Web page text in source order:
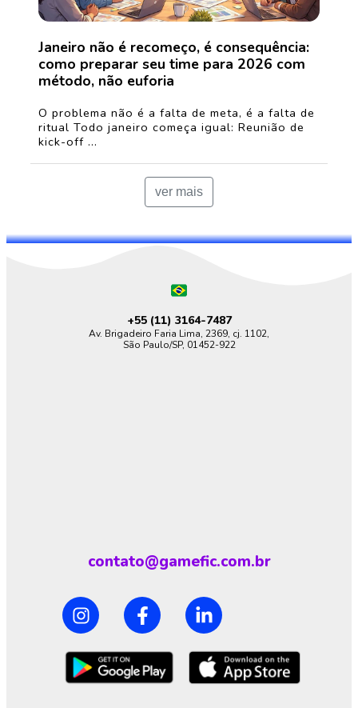
Janeiro não é recomeço, é consequência:
como preparar seu time para 2026 com
método, não euforia
O problema não é a falta de meta, é a falta de
ritual Todo janeiro começa igual: Reunião de
kick-off ...
ver mais
+55 (11) 3164-7487
Av. Brigadeiro Faria Lima, 2369, cj. 1102,
São Paulo/SP, 01452-922
contato@gamefic.com.br